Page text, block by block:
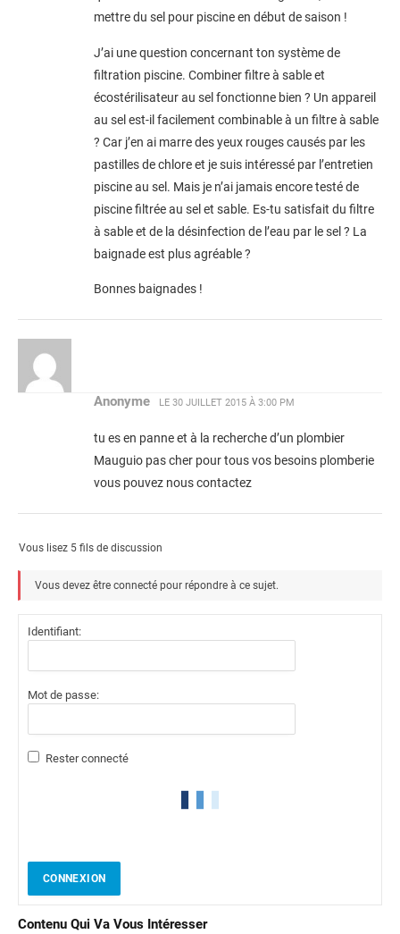
mettre du sel pour piscine en début de saison !
J’ai une question concernant ton système de
filtration piscine. Combiner filtre à sable et
écostérilisateur au sel fonctionne bien ? Un appareil
au sel est-il facilement combinable à un filtre à sable
? Car j’en ai marre des yeux rouges causés par les
pastilles de chlore et je suis intéressé par l’entretien
piscine au sel. Mais je n’ai jamais encore testé de
piscine filtrée au sel et sable. Es-tu satisfait du filtre
à sable et de la désinfection de l’eau par le sel ? La
baignade est plus agréable ?
Bonnes baignades !
Anonyme LE 30 JUILLET 2015 À 3:00 PM
tu es en panne et à la recherche d’un plombier
Mauguio pas cher pour tous vos besoins plomberie
vous pouvez nous contactez
Vous lisez 5 fils de discussion
Vous devez être connecté pour répondre à ce sujet.
Identifiant:
Mot de passe:
Rester connecté
CONNEXION
Contenu Qui Va Vous Intéresser